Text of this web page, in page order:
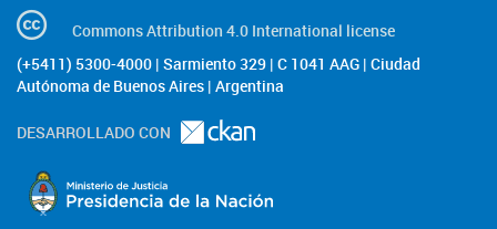
Commons Attribution 4.0 International license
(+5411) 5300-4000 | Sarmiento 329 | C 1041 AAG | Ciudad
Autónoma de Buenos Aires | Argentina
DESARROLLADO CON